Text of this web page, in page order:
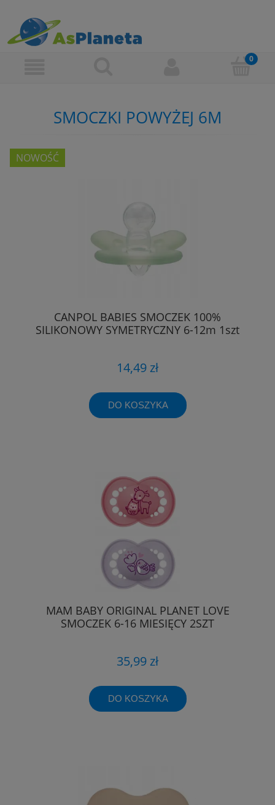
SMOCZKI POWYŻEJ 6M
CANPOL BABIES SMOCZEK 100%
SILIKONOWY SYMETRYCZNY 6-12m 1szt
14,49 zł
DO KOSZYKA
NOWOŚĆ
MAM BABY ORIGINAL PLANET LOVE
SMOCZEK 6-16 MIESIĘCY 2SZT
35,99 zł
DO KOSZYKA